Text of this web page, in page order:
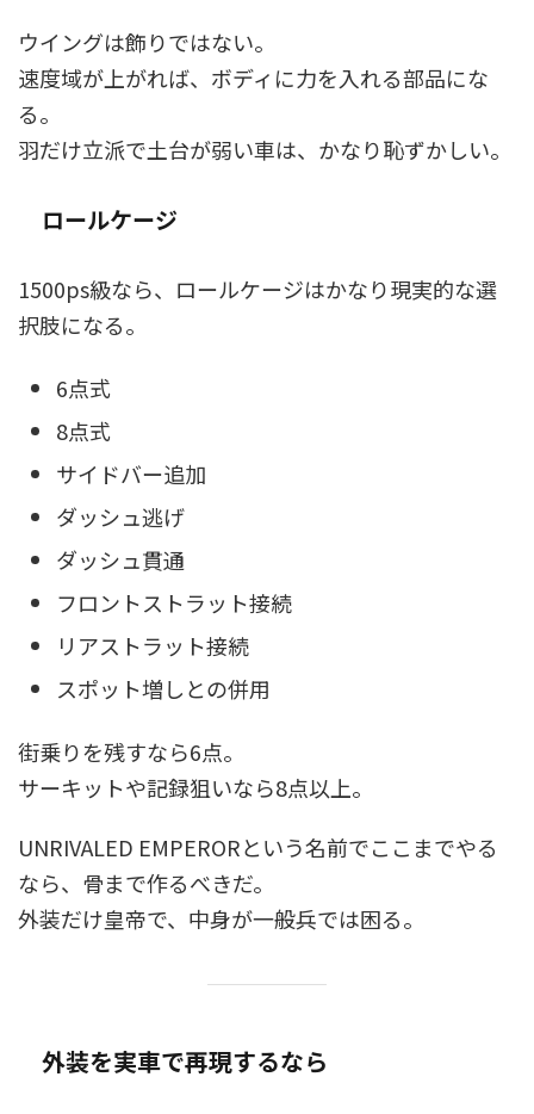
ウイングは飾りではない。
速度域が上がれば、ボディに力を入れる部品にな
る。
羽だけ立派で土台が弱い車は、かなり恥ずかしい。
ロールケージ
1500ps級なら、ロールケージはかなり現実的な選
択肢になる。
6点式
8点式
サイドバー追加
ダッシュ逃げ
ダッシュ貫通
フロントストラット接続
リアストラット接続
スポット増しとの併用
街乗りを残すなら6点。
サーキットや記録狙いなら8点以上。
UNRIVALED EMPERORという名前でここまでやる
なら、骨まで作るべきだ。
外装だけ皇帝で、中身が一般兵では困る。
外装を実車で再現するなら